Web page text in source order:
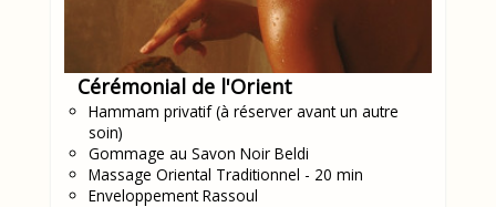
Cérémonial de l'Orient
Hammam privatif (à réserver avant un autre
soin)
Gommage au Savon Noir Beldi
Massage Oriental Traditionnel - 20 min
Enveloppement Rassoul